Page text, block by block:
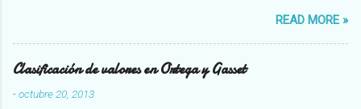
READ MORE »
Clasificación de valores en Ortega y Gasset
-octubre 20, 2013